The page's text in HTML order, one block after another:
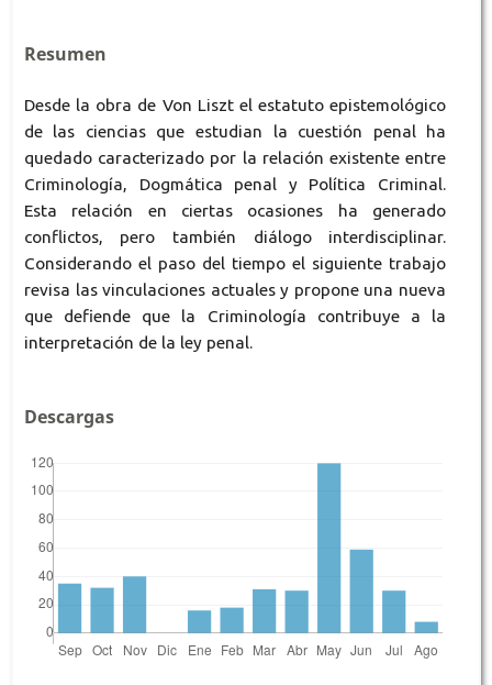
Resumen
Desde la obra de Von Liszt el estatuto epistemológico
de las ciencias que estudian la cuestión penal ha
quedado caracterizado por la relación existente entre
Criminología, Dogmática penal y Política Criminal.
Esta relación en ciertas ocasiones ha generado
conflictos, pero también diálogo interdisciplinar.
Considerando el paso del tiempo el siguiente trabajo
revisa las vinculaciones actuales y propone una nueva
que defiende que la Criminología contribuye a la
interpretación de la ley penal.
Descargas